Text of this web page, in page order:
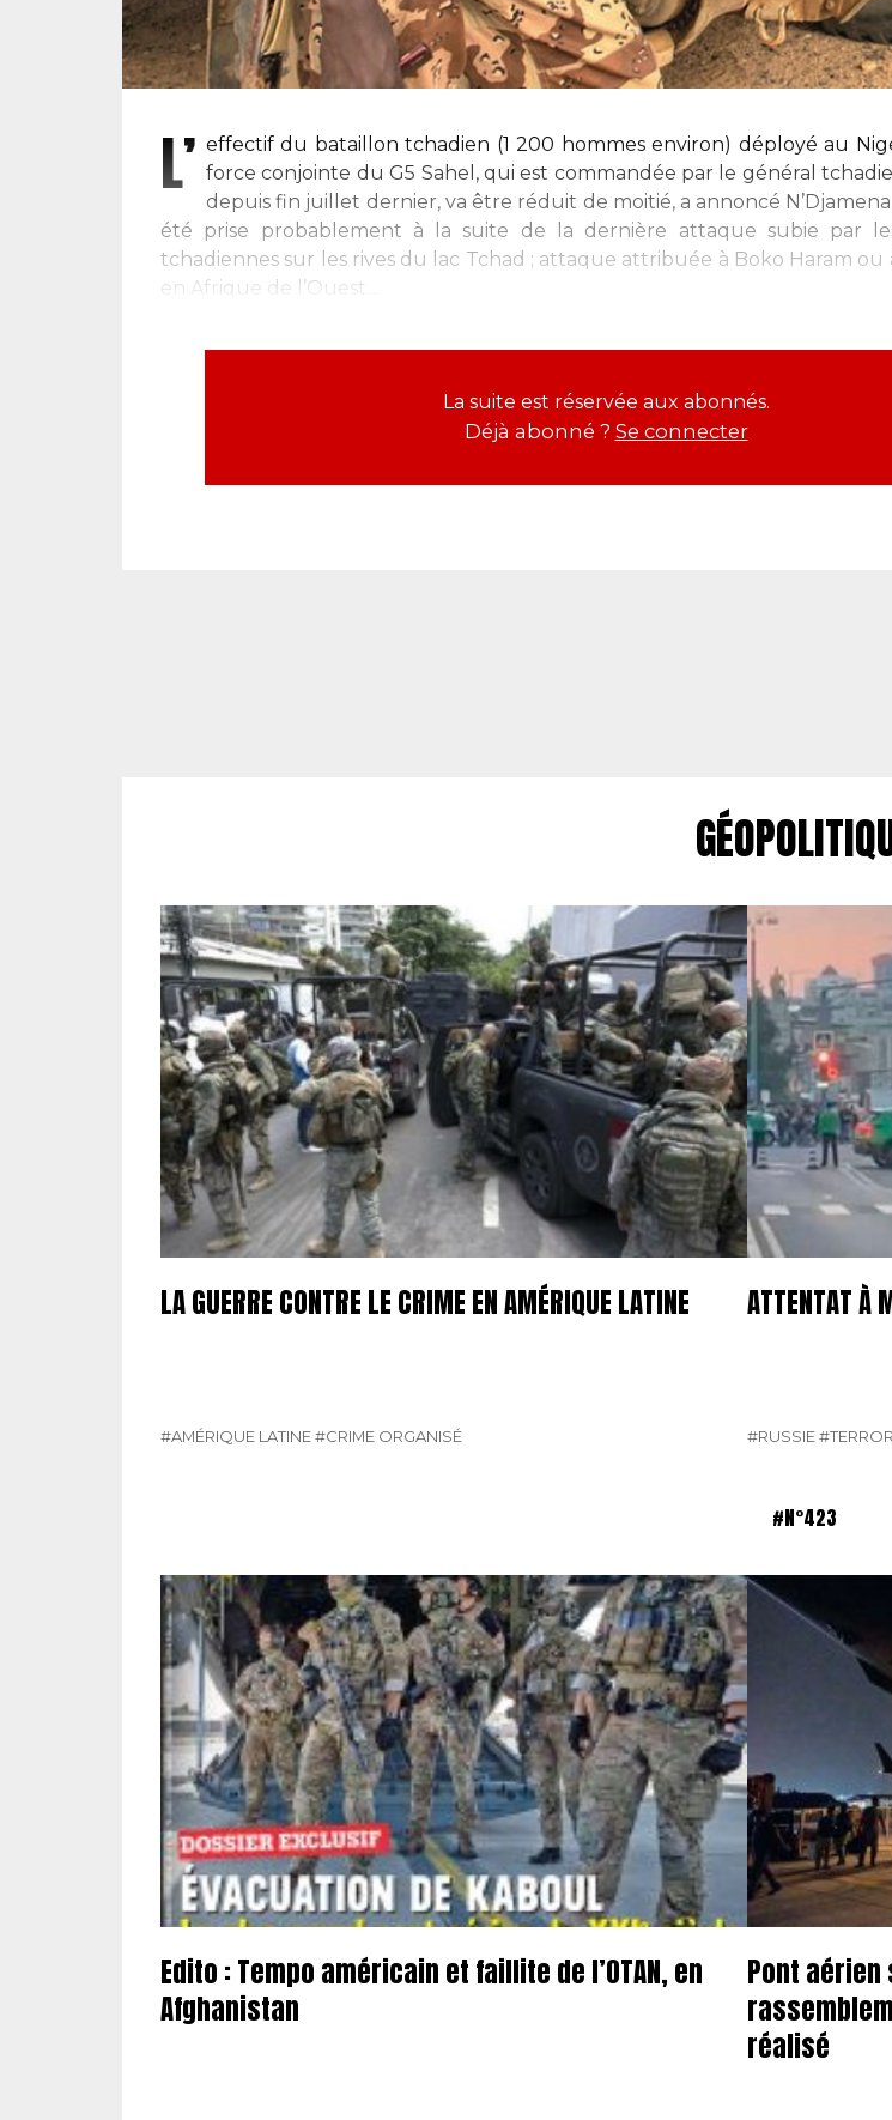
L’ effectif du bataillon tchadien (1 200 hommes environ) déployé au
force conjointe du G5 Sahel, qui est commandée par le général
depuis fin juillet dernier, va être réduit de moitié, a annoncé
été prise probablement à la suite de la dernière attaque subie par
tchadiennes sur les rives du lac Tchad ; attaque attribuée à Boko Haram ou
en Afrique de l’Ouest....
La suite est réservée aux abonnés.
Déjà abonné ? Se connecter
LA GUERRE CONTRE LE CRIME EN AMÉRIQUE LATINE
#AMÉRIQUE LATINE#CRIME ORGANISÉ
ATTENTAT À
#RUSSIE
#N°423
Edito : Tempo américain et faillite de l’OTAN, en
Afghanistan
Pont aérien
réalisé